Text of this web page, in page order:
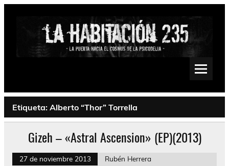
Saltar
Psychedelic, Stoner, Doom, Sludge, Fuzz, Space, Drone
Etiqueta: Alberto “Thor” Torrella
Gizeh – «Astral Ascension» (EP)(2013)
27 de noviembre 2013
Rubén Herrera